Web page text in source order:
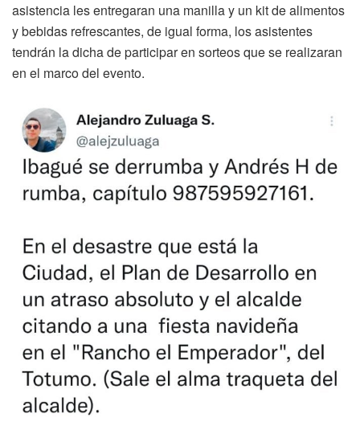
asistencia les entregaran una manilla y un kit de alimentos
y bebidas refrescantes, de igual forma, los asistentes
tendrán la dicha de participar en sorteos que se realizaran
en el marco del evento.